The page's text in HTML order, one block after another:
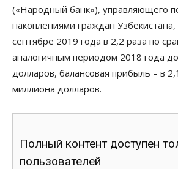
(«Народный банк»), управляющего
накоплениями граждан
сентябре 2019 года в 2,2 раза по
аналогичным периодом 2018 года
долларов, балансовая прибыль – в
миллиона долларов.
Полный контент доступен
пользователей